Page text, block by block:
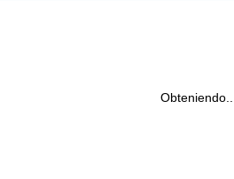
Obteniendo...